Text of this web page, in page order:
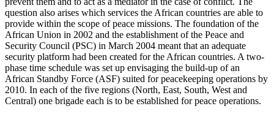
question also arises which services the African countries are able to
provide within the scope of peace missions. The foundation of the
African Union in 2002 and the establishment of the Peace and
Security Council (PSC) in March 2004 meant that an adequate
security platform had been created for the African countries. A two-
phase time schedule was set up envisaging the build-up of an
African Standby Force (ASF) suited for peacekeeping operations by
2010. In each of the five regions (North, East, South, West and
Central) one brigade each is to be established for peace operations.